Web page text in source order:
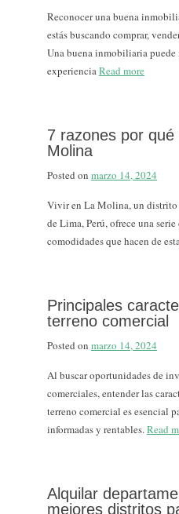
Reconocer una buena
estás buscando comprar,
Una buena inmobiliaria puede
experienciaRead more
7 razones por
Molina
Posted on marzo 14, 2024
Vivir en La Molina, un distrito
de Lima, Perú, ofrece una
comodidades que hacen de
Principales
terreno comercial
Posted on marzo 14, 2024
Al buscar oportunidades de
comerciales, entender las
terreno comercial es esencial
informadas y rentables.Read
Alquilar
mejores distritos